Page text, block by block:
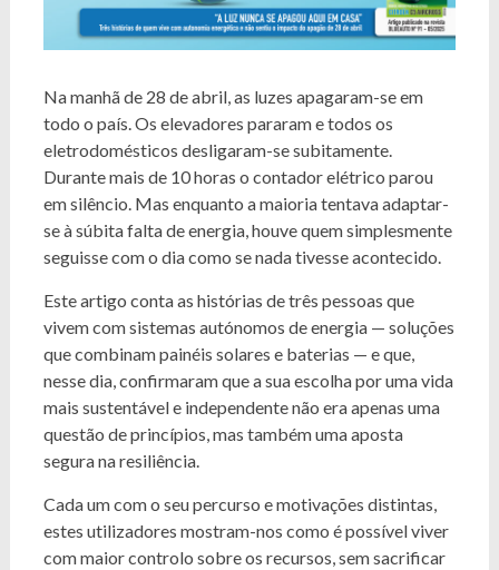
Na manhã de 28 de abril, as luzes apagaram-se em
todo o país. Os elevadores pararam e todos os
eletrodomésticos desligaram-se subitamente.
Durante mais de 10 horas o contador elétrico parou
em silêncio. Mas enquanto a maioria tentava adaptar-
se à súbita falta de energia, houve quem simplesmente
seguisse com o dia como se nada tivesse acontecido.
Este artigo conta as histórias de três pessoas que
vivem com sistemas autónomos de energia — soluções
que combinam painéis solares e baterias — e que,
nesse dia, confirmaram que a sua escolha por uma vida
mais sustentável e independente não era apenas uma
questão de princípios, mas também uma aposta
segura na resiliência.
Cada um com o seu percurso e motivações distintas,
estes utilizadores mostram-nos como é possível viver
com maior controlo sobre os recursos, sem sacrificar